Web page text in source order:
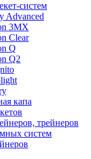
систем
Advanced
3MX
Clear
Q
Q2
капа
трейнеров
систем